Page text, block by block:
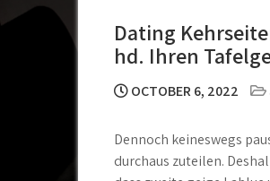
Dating
hd. Ihren
OCTOBER 6, 2022
Dennoch keineswegs
durchaus zuteilen.